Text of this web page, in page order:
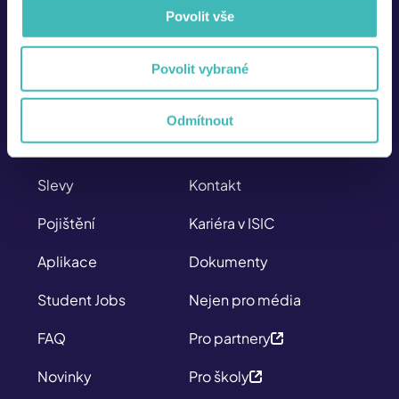
Povolit vše
Povolit vybrané
Odmítnout
226 222 333
8:00 – 17:00
Průkazy
Slevy
Pojištění
Aplikace
Student Jobs
FAQ
Novinky
O NÁS
Kdo jsme
Kontakt
Kariéra v ISIC
Dokumenty
Nejen pro média
Pro partnery
Pro školy